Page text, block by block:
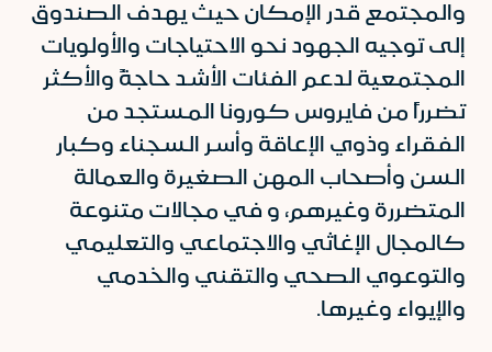
والمجتمع قدر الإمكان حيث يهدف الصندوق
إلى توجيه الجهود نحو الاحتياجات والأولويات
المجتمعية لدعم الفئات الأشد حاجةً والأكثر
تضرراً من فايروس كورونا المستجد من
الفقراء وذوي الإعاقة وأسر السجناء وكبار
السن وأصحاب المهن الصغيرة والعمالة
المتضررة وغيرهم، و في مجالات متنوعة
كالمجال الإغاثي والاجتماعي والتعليمي
والتوعوي الصحي والتقني والخدمي
والإيواء وغيرها.